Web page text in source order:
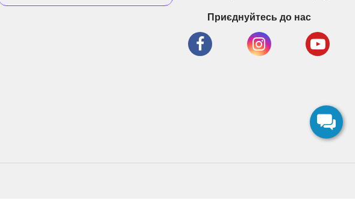
Приєднуйтесь до нас